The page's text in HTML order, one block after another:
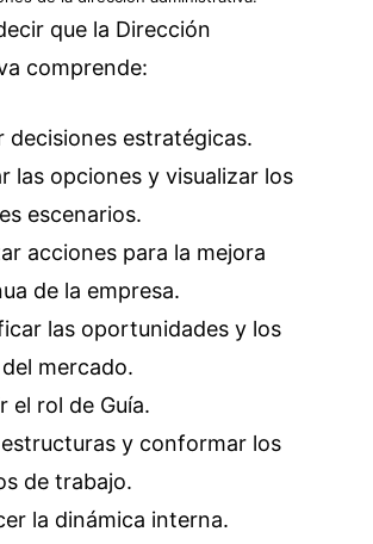
que la Dirección
comprende:
decisiones estratégicas.
las opciones y visualizar los
escenarios.
acciones para la mejora
de la empresa.
las oportunidades y los
mercado.
el rol de Guía.
y conformar los
de trabajo.
la dinámica interna.